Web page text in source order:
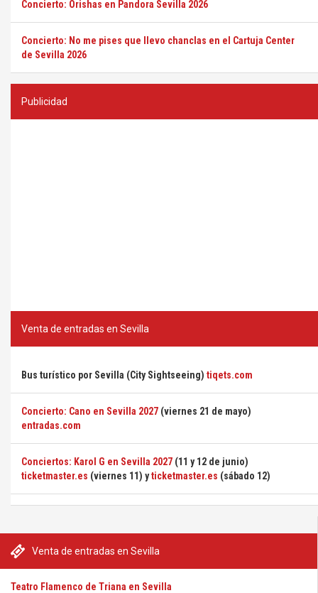
Venta de entradas en Sevilla
Teatro Flamenco de Triana en Sevilla
Concierto: Orishas en Pandora Sevilla 2026
Concierto: No me pises que llevo chanclas en el Cartuja Center
de Sevilla 2026
Publicidad
Venta de entradas en Sevilla
Bus turístico por Sevilla (City Sightseeing) tiqets.com
Concierto: Cano en Sevilla 2027 (viernes 21 de mayo)
entradas.com
Conciertos: Karol G en Sevilla 2027 (11 y 12 de junio)
ticketmaster.es (viernes 11) yticketmaster.es (sábado 12)